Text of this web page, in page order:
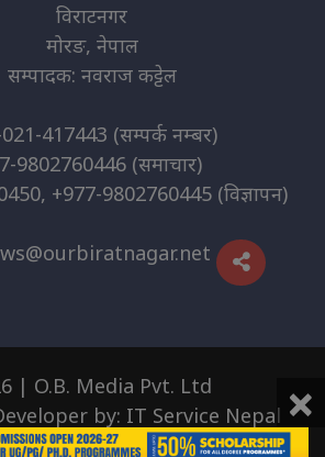
विराटनगर
मोरङ, नेपाल
सम्पादक: नवराज कट्टेल
417443 (सम्पर्क नम्बर)
9802760446 (समाचार)
+977-9802760445 (विज्ञापन)
| O.B. Media Pvt. Ltd
by: IT Service Nepal ×